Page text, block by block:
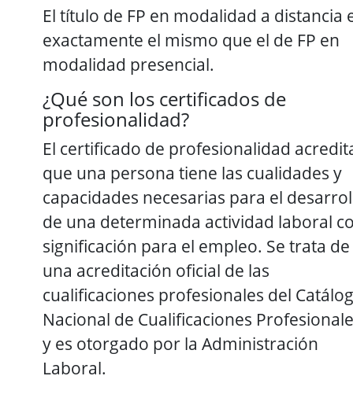
El título de FP en modalidad a distancia
exactamente el mismo que el de FP en
modalidad presencial.
¿Qué son los certificados de
profesionalidad?
El certificado de profesionalidad
que una persona tiene las cualidades y
capacidades necesarias para el
de una determinada actividad laboral
significación para el empleo. Se trata de
una acreditación oficial de las
cualificaciones profesionales del
Nacional de Cualificaciones
y es otorgado por la Administración
Laboral.